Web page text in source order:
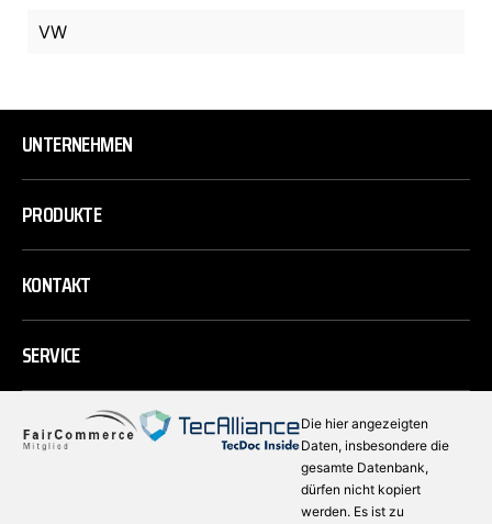
VW
UNTERNEHMEN
PRODUKTE
KONTAKT
SERVICE
Die hier angezeigten
Daten, insbesondere die
gesamte Datenbank,
dürfen nicht kopiert
werden. Es ist zu